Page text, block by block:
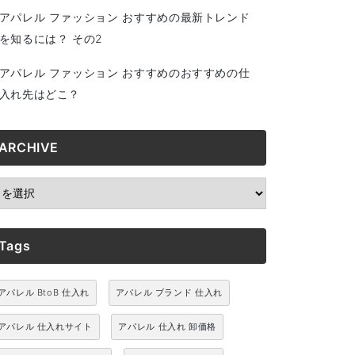
パレル ファッション おすすめの最新トレンド
知るには？ その2
パレル ファッション おすすめのおすすめの仕
れ先はどこ？
パレル BtoB 仕入れ アパレル ブランド 仕入れ
パレル 仕入れサイト アパレル 仕入れ 卸価格